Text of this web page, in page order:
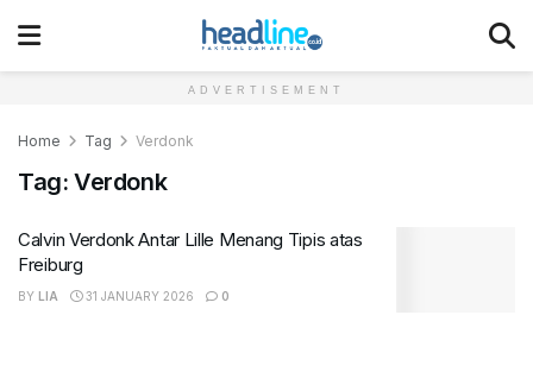
ADVERTISEMENT
Home Tag Verdonk
Tag: Verdonk
Calvin Verdonk Antar Lille Menang Tipis atas
Freiburg
BY LIA 31 JANUARY 2026 0